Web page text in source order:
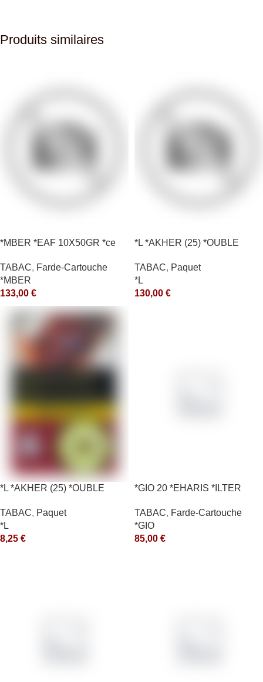
Produits similaires
*MBER *EAF 10X50GR *ce
TABAC, Farde-Cartouche
*MBER
133,00 €
*L *AKHER (25) *OUBLE
TABAC, Paquet
*L
130,00 €
*L *AKHER (25) *OUBLE
TABAC, Paquet
*L
8,25 €
*GIO 20 *EHARIS *ILTER
TABAC, Farde-Cartouche
*GIO
85,00 €